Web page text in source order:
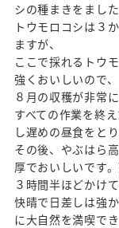
シの種まきをました
トウモロコシは３
ますが、
ここで採れるトウ
強くおいしいので、
８月の収穫が非常
すべての作業を終
し遅めの昼食をとり
その後、やぶはら
厚でおいしいです。
３時間半ほどかけ
快晴で日差しは強
に大自然を満喫で